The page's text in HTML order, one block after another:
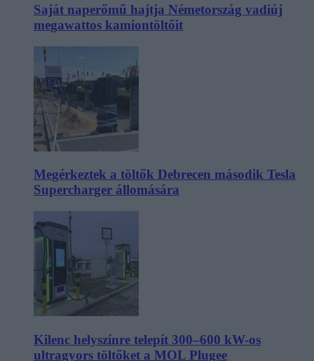
Saját naperőmű hajtja Németország vadiúj
megawattos kamiontöltőit
Megérkeztek a töltők Debrecen második Tesla
Supercharger állomására
Kilenc helyszínre telepít 300–600 kW-os
ultragyors töltőket a MOL Plugee